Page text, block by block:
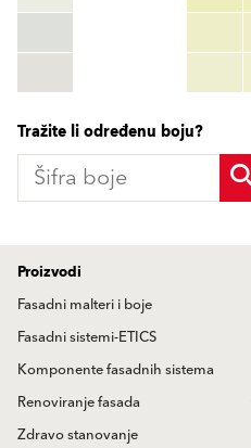
HEX:hex_code
TSR:tsr_code
More info
Tražite li određenu boju?
Proizvodi
Fasadni malteri i boje
Fasadni sistemi-ETICS
Komponente fasadnih sistema
Renoviranje fasada
Zdravo stanovanje